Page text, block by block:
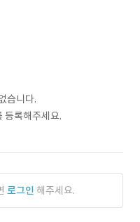
습니다.
등록해주세요.
로그인 해주세요.